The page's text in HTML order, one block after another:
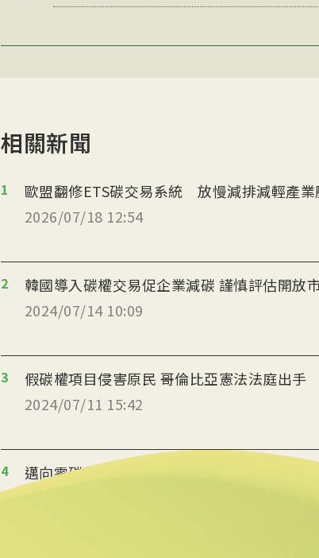
相關新聞
1
歐盟翻修ETS碳交易系統 放慢減排減輕產業
2026/07/18 12:54
2
韓國導入碳權交易促企業減碳 謹慎評估開放
2024/07/14 10:09
3
假碳權項目侵害原民 哥倫比亞憲法法庭出手
2024/07/11 15:42
4
邁向零碳永續新時代 系列論壇中南部接力登場